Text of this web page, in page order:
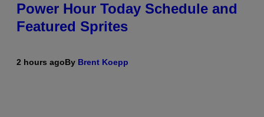
Power Hour Today Schedule and
Featured Sprites
2 hours agoBy Brent Koepp